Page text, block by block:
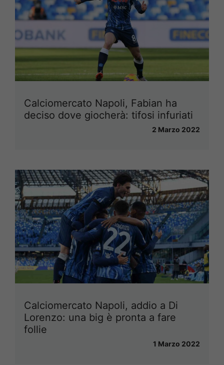
Calciomercato Napoli, Fabian ha
deciso dove giocherà: tifosi infuriati
2 Marzo 2022
Calciomercato Napoli, addio a Di
Lorenzo: una big è pronta a fare
follie
1 Marzo 2022